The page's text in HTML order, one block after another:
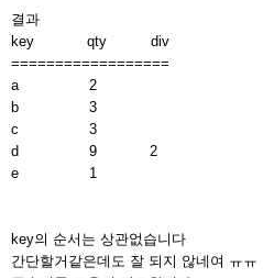
결과
key qty div
==================
a 2
b 3
c 3
d 9 2
e 1
key의 순서는 상관없습니다
간단할거같은데도 잘 되지 않네여 ㅠㅠ